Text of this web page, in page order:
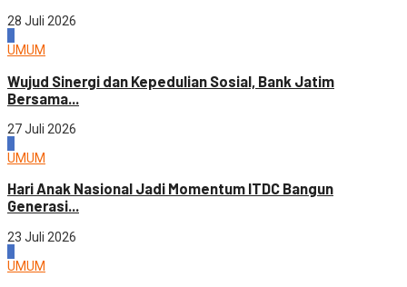
28 Juli 2026
UMUM
Wujud Sinergi dan Kepedulian Sosial, Bank Jatim
Bersama...
27 Juli 2026
UMUM
Hari Anak Nasional Jadi Momentum ITDC Bangun
Generasi...
23 Juli 2026
UMUM